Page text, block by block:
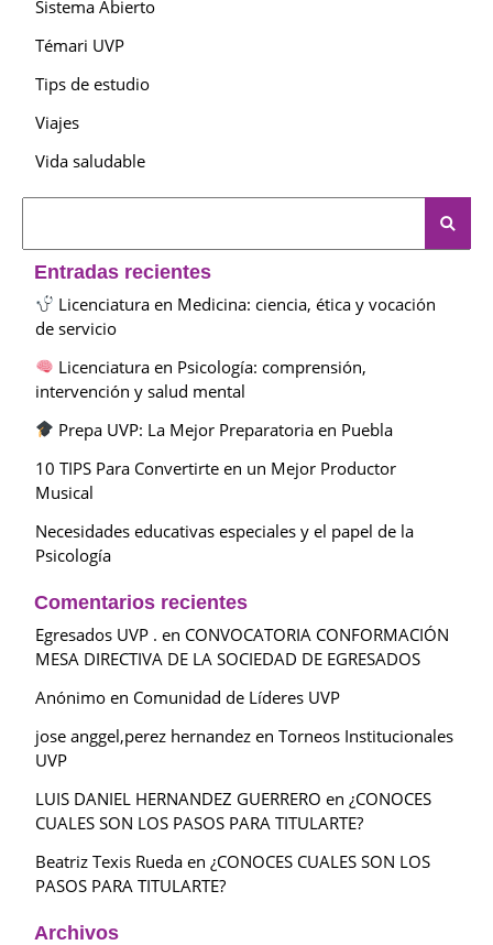
Sistema Abierto
Témari UVP
Tips de estudio
Viajes
Vida saludable
Entradas recientes
Licenciatura en Medicina: ciencia, ética y vocación
de servicio
Licenciatura en Psicología: comprensión,
intervención y salud mental
Prepa UVP: La Mejor Preparatoria en Puebla
10 TIPS Para Convertirte en un Mejor Productor
Musical
Necesidades educativas especiales y el papel de la
Psicología
Comentarios recientes
Egresados UVP . en CONVOCATORIA CONFORMACIÓN
MESA DIRECTIVA DE LA SOCIEDAD DE EGRESADOS
Anónimo en Comunidad de Líderes UVP
jose anggel,perez hernandez en Torneos Institucionales
UVP
LUIS DANIEL HERNANDEZ GUERRERO en ¿CONOCES
CUALES SON LOS PASOS PARA TITULARTE?
Beatriz Texis Rueda en ¿CONOCES CUALES SON LOS
PASOS PARA TITULARTE?
Archivos